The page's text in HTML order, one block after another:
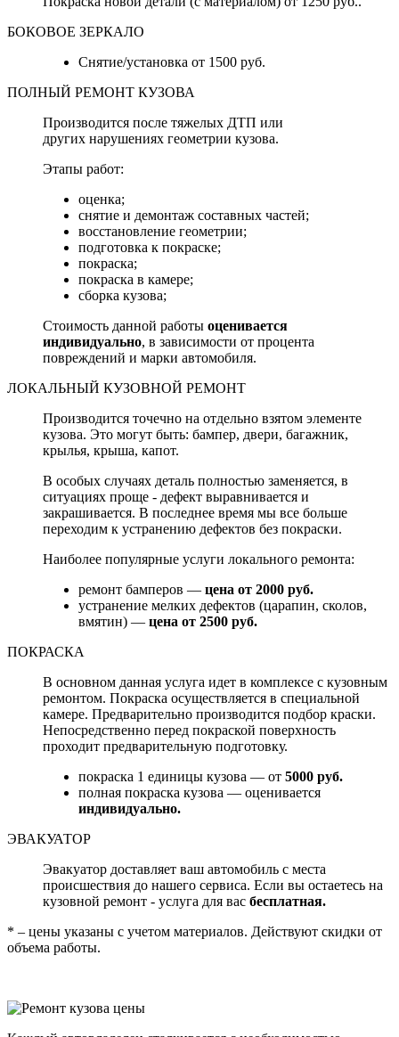
БОКОВОЕ ЗЕРКАЛО
Снятие/установка от 1500 руб.
ПОЛНЫЙ РЕМОНТ КУЗОВА
Производится после тяжелых ДТП или
других нарушениях геометрии кузова.
Этапы работ:
оценка;
снятие и демонтаж составных частей;
восстановление геометрии;
подготовка к покраске;
покраска;
покраска в камере;
сборка кузова;
Стоимость данной работы оценивается
индивидуально, в зависимости от процента
повреждений и марки автомобиля.
ЛОКАЛЬНЫЙ КУЗОВНОЙ РЕМОНТ
Производится точечно на отдельно взятом элементе
кузова. Это могут быть: бампер, двери, багажник,
крылья, крыша, капот.
В особых случаях деталь полностью заменяется, в
ситуациях проще - дефект выравнивается и
закрашивается. В последнее время мы все больше
переходим к устранению дефектов без покраски.
Наиболее популярные услуги локального ремонта:
ремонт бамперов — цена от 2000 руб.
устранение мелких дефектов (царапин, сколов,
вмятин) — цена от 2500 руб.
ПОКРАСКА
В основном данная услуга идет в комплексе с кузовным
ремонтом. Покраска осуществляется в специальной
камере. Предварительно производится подбор краски.
Непосредственно перед покраской поверхность
проходит предварительную подготовку.
покраска 1 единицы кузова — от 5000 руб.
полная покраска кузова — оценивается
индивидуально.
ЭВАКУАТОР
Эвакуатор доставляет ваш автомобиль с места
происшествия до нашего сервиса. Если вы остаетесь на
кузовной ремонт - услуга для вас бесплатная.
* – цены указаны с учетом материалов. Действуют скидки от
объема работы.